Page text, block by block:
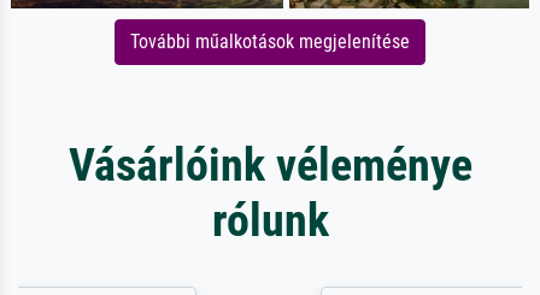
További műalkotások megjelenítése
Vásárlóink véleménye
rólunk